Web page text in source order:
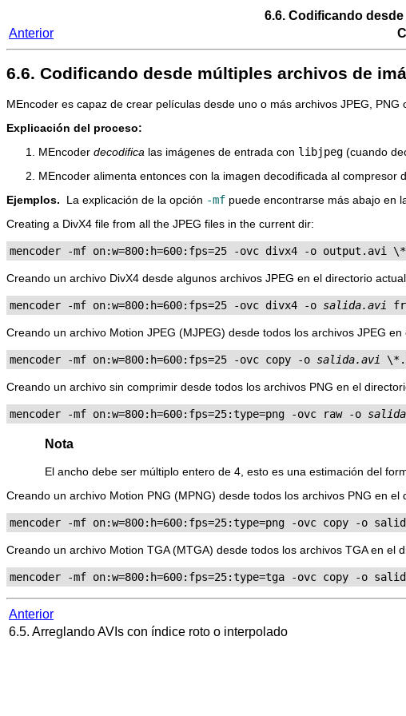
6.6. Codificando
Anterior
6.6. Codificando desde múltiples archivos de
MEncoder es capaz de crear películas desde uno o más archivos JPEG,
Explicación del proceso:
MEncoder decodifica las imágenes de entrada con libjpeg (cuando
MEncoder alimenta entonces con la imagen decodificada al compresor
Ejemplos.
La explicación de la opción -mf puede encontrarse más abajo en
Creating a DivX4 file from all the JPEG files in the current dir:
mencoder -mf on:w=800:h=600:fps=25 -ovc divx4 -o output.avi
Creando un archivo DivX4 desde algunos archivos JPEG en el directorio
mencoder -mf on:w=800:h=600:fps=25 -ovc divx4 -o salida.avi
Creando un archivo Motion JPEG (MJPEG) desde todos los archivos JPEG
mencoder -mf on:w=800:h=600:fps=25 -ovc copy -o salida.avi
Creando un archivo sin comprimir desde todos los archivos PNG en el
mencoder -mf on:w=800:h=600:fps=25:type=png -ovc raw -o
Nota
El ancho debe ser múltiplo entero de 4, esto es una estimación del
Creando un archivo Motion PNG (MPNG) desde todos los archivos PNG en el
mencoder -mf on:w=800:h=600:fps=25:type=png -ovc copy -o
Creando un archivo Motion TGA (MTGA) desde todos los archivos TGA en el
mencoder -mf on:w=800:h=600:fps=25:type=tga -ovc copy -o
Anterior
6.5. Arreglando AVIs con índice roto o interpolado